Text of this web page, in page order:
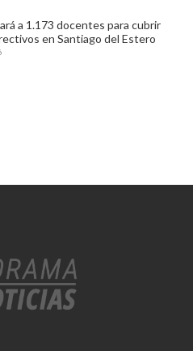
a 1.173 docentes para cubrir
en Santiago del Estero